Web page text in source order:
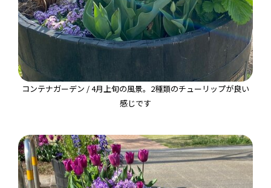
コンテナガーデン / 4月上旬の風景。2種類のチューリップが良い
感じです